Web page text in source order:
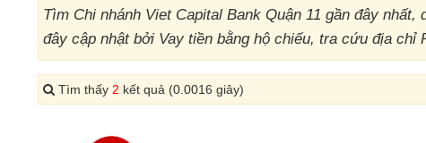
Tìm Chi nhánh Viet Capital Bank Quận 11 gần đây
đây cập nhật bởi Vay tiền bằng hộ chiếu, tra cứu địa chỉ
Tìm thấy 2 kết quả (0.0016 giây)